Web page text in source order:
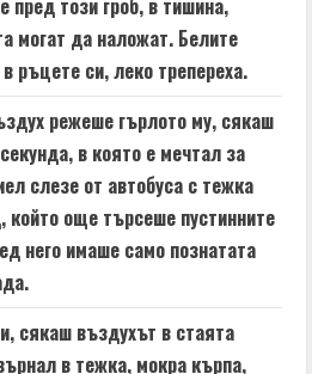
пред този гроб, в тишина,
могат да наложат. Белите
ръцете си, леко трепереха.
режеше гърлото му, сякаш
в която е мечтал за
слезе от автобуса с тежка
който още търсеше пустинните
него имаше само познатата
сякаш въздухът в стаята
в тежка, мокра кърпа,